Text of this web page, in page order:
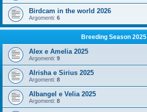
Birdcam in the world 2026
Argomenti: 6
Breeding Season 2025
Alex e Amelia 2025
Argomenti: 9
Alrisha e Sirius 2025
Argomenti: 8
Albangel e Velia 2025
Argomenti: 8